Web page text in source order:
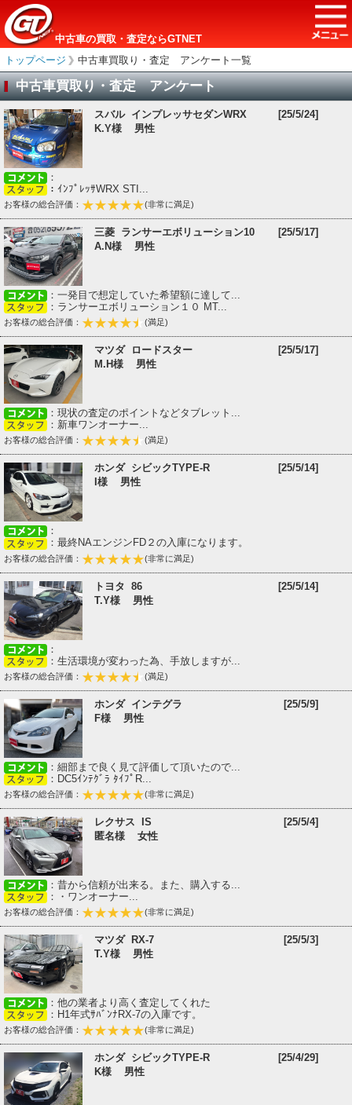
中古車の買取・査定ならGTNET
トップページ
＞
中古車買取り・査定 アンケート一覧
中古車買取り・査定 アンケート
スバル インプレッサセダンWRX
[25/5/24]
K.Y様 男性
：
：ｲﾝﾌﾟﾚｯｻWRX STI...
お客様の総合評価： (非常に満足)
三菱 ランサーエボリューション10
[25/5/17]
A.N様 男性
：一発目で想定していた希望額に達して...
：ランサーエボリューション１０ MT...
お客様の総合評価： (満足)
マツダ ロードスター
[25/5/17]
M.H様 男性
：現状の査定のポイントなどタブレット...
：新車ワンオーナー...
お客様の総合評価： (満足)
ホンダ シビックTYPE-R
[25/5/14]
I様 男性
：
：最終NAエンジンFD２の入庫になります。
お客様の総合評価： (非常に満足)
トヨタ 86
[25/5/14]
T.Y様 男性
：
：生活環境が変わった為、手放しますが...
お客様の総合評価： (満足)
ホンダ インテグラ
[25/5/9]
F様 男性
：細部まで良く見て評価して頂いたので...
：DC5ｲﾝﾃｸﾞﾗ ﾀｲﾌﾟR...
お客様の総合評価： (非常に満足)
レクサス IS
[25/5/4]
匿名様 女性
：昔から信頼が出来る。また、購入する...
：・ワンオーナー...
お客様の総合評価： (非常に満足)
マツダ RX-7
[25/5/3]
T.Y様 男性
：他の業者より高く査定してくれた
：H1年式ｻﾊﾞﾝﾅRX-7の入庫です。
お客様の総合評価： (非常に満足)
ホンダ シビックTYPE-R
[25/4/29]
K様 男性